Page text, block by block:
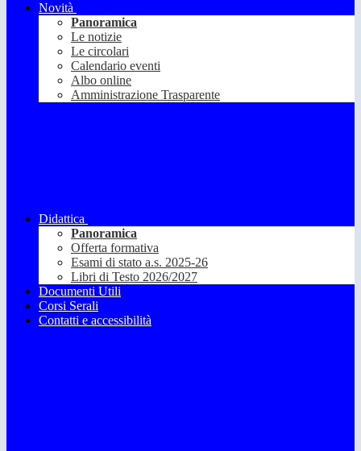
Novità
Panoramica
Le notizie
Le circolari
Calendario eventi
Albo online
Amministrazione Trasparente
Didattica
Panoramica
Offerta formativa
Esami di stato a.s. 2025-26
Libri di Testo 2026/2027
Documenti Utili
Corsi Serali
Contatti e accessibilità